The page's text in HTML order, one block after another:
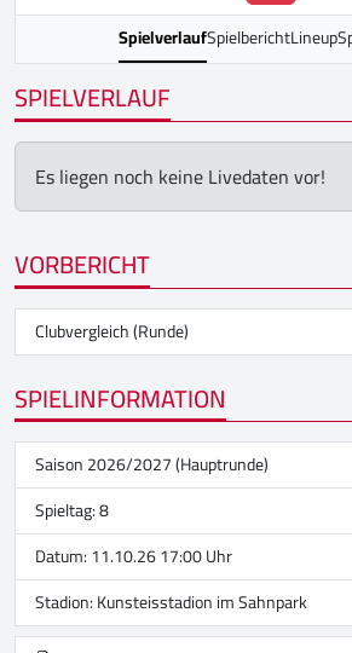
SpielverlaufSpielberichtLineup
SPIELVERLAUF
Es liegen noch keine Livedaten vor!
VORBERICHT
Clubvergleich (Runde)
SPIELINFORMATION
Saison 2026/2027 (Hauptrunde)
Spieltag: 8
Datum: 11.10.26 17:00 Uhr
Stadion:Kunsteisstadion im Sahnpark